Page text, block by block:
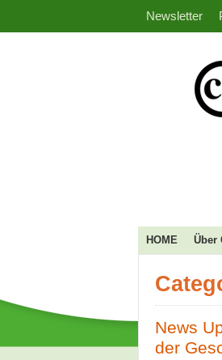
Newsletter
HOME Über
News
der